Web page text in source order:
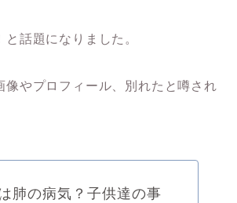
話題になりました。
やプロフィール、別れたと噂され
肺の病気？子供達の事